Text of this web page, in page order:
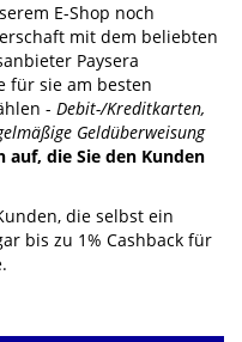
E-Shop noch
mit dem beliebten
Paysera
für sie am besten
- Debit-/Kreditkarten,
Geldüberweisung
auf, die Sie den Kunden
die selbst ein
bis zu 1% Cashback für